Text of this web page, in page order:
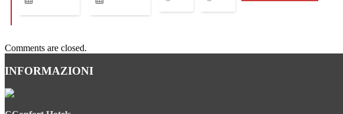
Comments are closed.
INFORMAZIONI